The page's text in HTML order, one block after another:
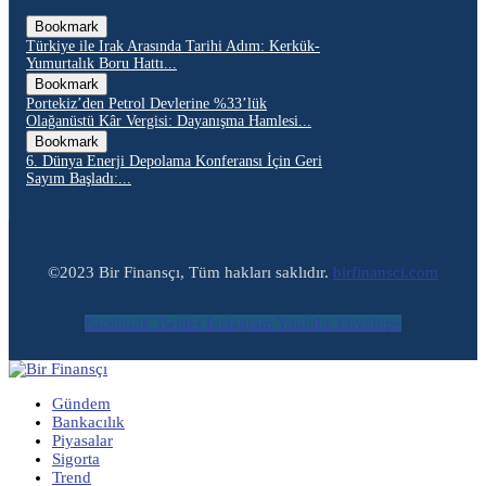
Bookmark
Türkiye ile Irak Arasında Tarihi Adım: Kerkük-
Yumurtalık Boru Hattı...
Bookmark
Portekiz’den Petrol Devlerine %33’lük
Olağanüstü Kâr Vergisi: Dayanışma Hamlesi...
Bookmark
6. Dünya Enerji Depolama Konferansı İçin Geri
Sayım Başladı:...
©2023 Bir Finansçı, Tüm hakları saklıdır. birfinansci.com
Facebook Twitter Instagram Youtube Envelope
Gündem
Bankacılık
Piyasalar
Sigorta
Trend